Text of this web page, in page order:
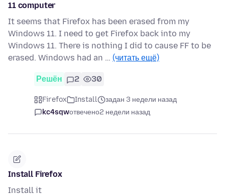
11 computer
It seems that Firefox has been erased from my
Windows 11. I need to get Firefox back into my
Windows 11. There is nothing I did to cause FF to be
erased. Windows had an … (читать ещё)
Решён 2 30
Firefox Install
задан 3 недели назад
kc4sqwотвечено2 недели назад
Install Firefox
Install it